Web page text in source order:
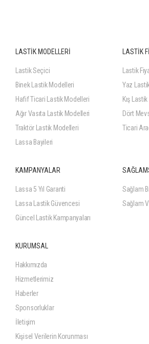
LASTİK MODELLERİ
Lastik Seçici
Binek Lastik Modelleri
Hafif Ticari Lastik Modelleri
Ağır Vasıta Lastik Modelleri
Traktör Lastik Modelleri
Lassa Bayileri
LASTİK
Lastik
Yaz
Kış
Dört
Ticari
KAMPANYALAR
Lassa 5 Yıl Garanti
Lassa Lastik Güvencesi
Güncel Lastik Kampanyaları
Sağlam
Sağlam
KURUMSAL
Hakkımızda
Hizmetlerimiz
Haberler
Sponsorluklar
İletişim
Kişisel Verilerin Korunması